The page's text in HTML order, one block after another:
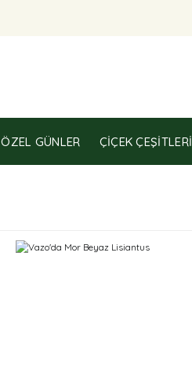
ÖZEL GÜNLER ÇIÇEK ÇEŞITLERI